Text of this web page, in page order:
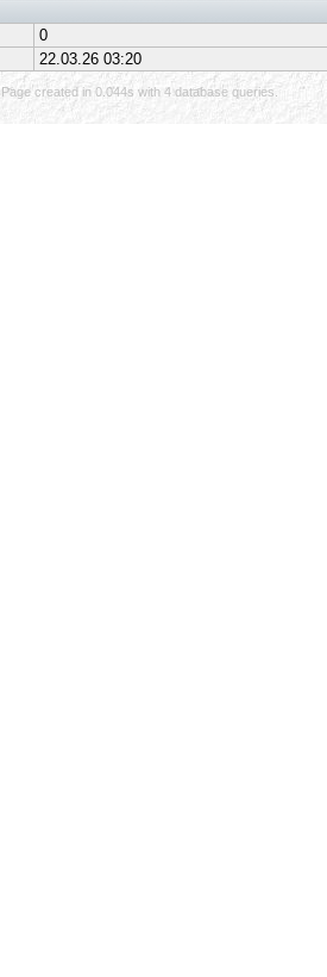
0
22.03.26 03:20
Page created in 0.044s with 4 database queries.